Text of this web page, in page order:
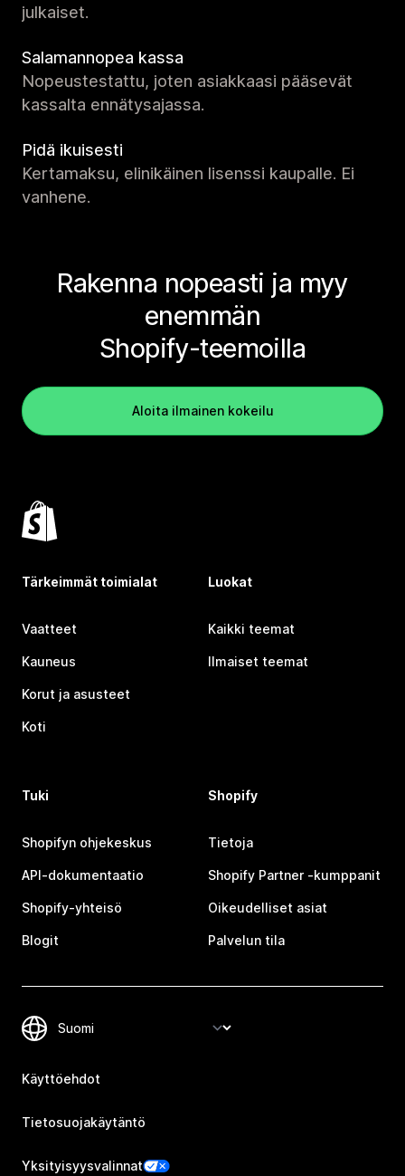
julkaiset.
Salamannopea kassa
Nopeustestattu, joten asiakkaasi pääsevät
kassalta ennätysajassa.
Pidä ikuisesti
Kertamaksu, elinikäinen lisenssi kaupalle. Ei
vanhene.
Rakenna nopeasti ja myy
enemmän
Shopify-teemoilla
Aloita ilmainen kokeilu
Tärkeimmät toimialat
Vaatteet
Kauneus
Korut ja asusteet
Koti
Luokat
Kaikki teemat
Ilmaiset teemat
Tuki
Shopifyn ohjekeskus
API-dokumentaatio
Shopify-yhteisö
Blogit
Shopify
Tietoja
Shopify Partner ‑kumppanit
Oikeudelliset asiat
Palvelun tila
Käyttöehdot
Tietosuojakäytäntö
Yksityisyysvalinnat